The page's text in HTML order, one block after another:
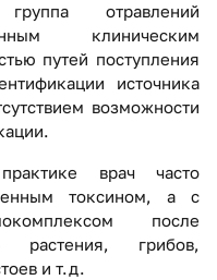
отравлений
клиническим
путей поступления
источника
возможности
врач часто
токсином, а с
после
растения, грибов,
и т.д.